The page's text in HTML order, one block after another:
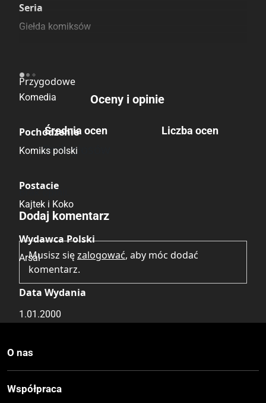
Seria
Giełda komiksów
Przygodowe
Komedia
Pochodzenie
Komiks polski
Postacie
Kajtek i Koko
Wydawca Polski
Arsal
Data Wydania
1.01.2000
Wydanie
I
Oceny i opinie
Średnia ocen
Brak głosów
Liczba ocen
Brak opinii.
Dodaj komentarz
Musisz sięzalogować, aby móc dodać
komentarz.
O nas
Współpraca